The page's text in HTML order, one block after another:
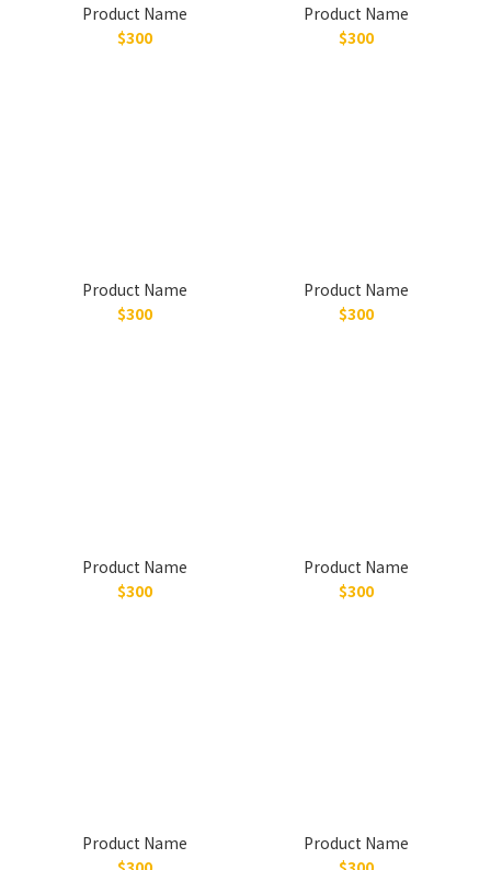
Product Name
$300
Product Name
$300
Product Name
$300
Product Name
$300
Product Name
$300
Product Name
$300
Product Name
Product Name